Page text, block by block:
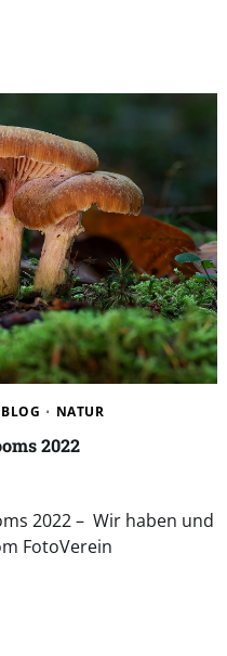
BLOG NATUR
2022
2022 – Wir haben und
FotoVerein